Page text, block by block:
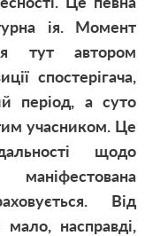
ія. Момент
тут автором
спостерігача,
період, а суто
учасником. Це
щодо
Від
насправді,